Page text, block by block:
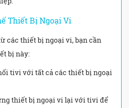
Thiết Bị Ngoại Vi
các thiết bị ngoại vi, bạn cần
bị này:
tivi với tất cả các thiết bị ngoại
thiết bị ngoại vi lại với tivi để